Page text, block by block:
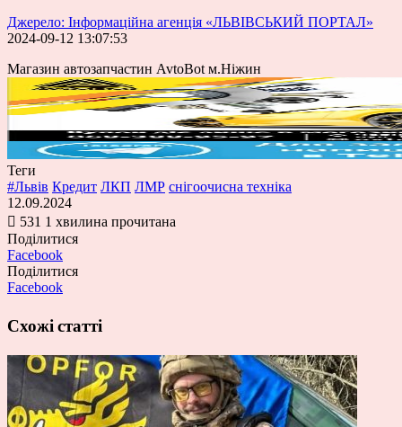
Джерело: Інформаційна агенція «ЛЬВІВСЬКИЙ ПОРТАЛ»
2024-09-12 13:07:53
Магазин автозапчастин AvtoBot м.Ніжин
Теги
#Львів Кредит ЛКП ЛМР снігоочисна техніка
12.09.2024
531 1 хвилина прочитана
Поділитися
Facebook
Поділитися
Facebook
Схожі статті